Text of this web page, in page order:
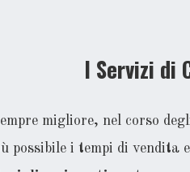
I Servizi di
migliore, nel corso
possibile i tempi di vendita